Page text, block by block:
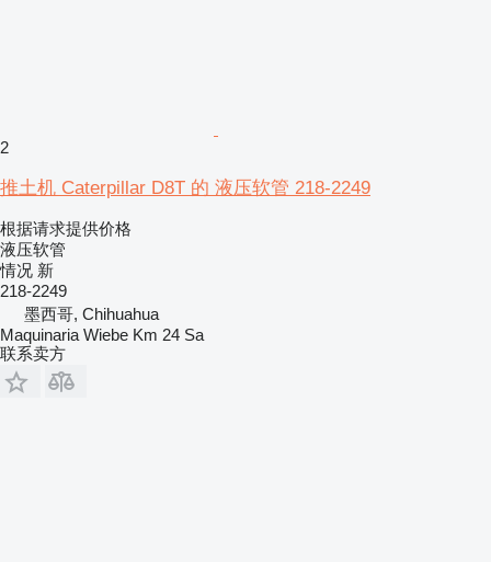
2
推土机 Caterpillar D8T 的 液压软管 218-2249
根据请求提供价格
液压软管
情况 新
218-2249
墨西哥, Chihuahua
Maquinaria Wiebe Km 24 Sa
联系卖方